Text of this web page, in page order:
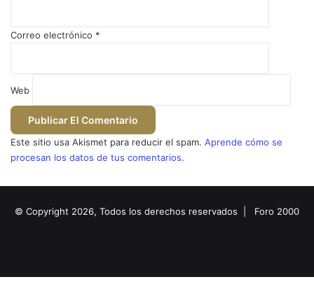
Correo electrónico *
Web
Este sitio usa Akismet para reducir el spam. Aprende cómo se
procesan los datos de tus comentarios.
© Copyright 2026, Todos los derechos reservados | Foro 2000